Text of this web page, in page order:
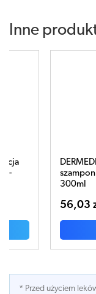
Inne
włosów
* Przed użyciem